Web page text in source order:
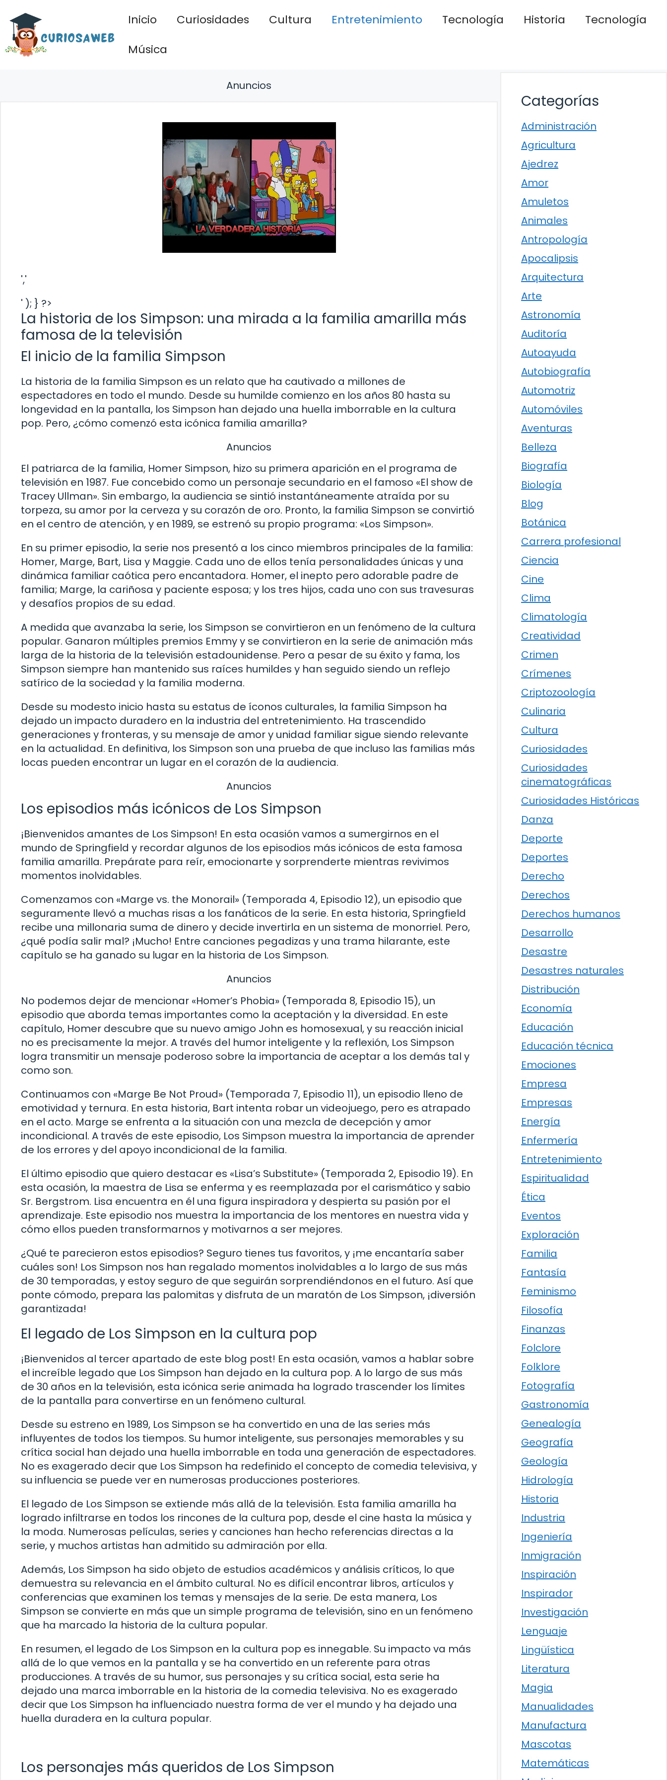
contenido
Inicio Curiosidades Cultura Entretenimiento Tecnología Historia
Tecnología
Música
Anuncios
','
' ); } ?>
La historia de los Simpson: una mirada a la familia amarilla más
famosa de la televisión
El inicio de la familia Simpson
La historia de la familia Simpson es un relato que ha cautivado a millones de
espectadores en todo el mundo. Desde su humilde comienzo en los años 80 hasta su
longevidad en la pantalla, los Simpson han dejado una huella imborrable en la cultura
pop. Pero, ¿cómo comenzó esta icónica familia amarilla?
Anuncios
El patriarca de la familia, Homer Simpson, hizo su primera aparición en el programa de
televisión en 1987. Fue concebido como un personaje secundario en el famoso «El show de
Tracey Ullman». Sin embargo, la audiencia se sintió instantáneamente atraída por su
torpeza, su amor por la cerveza y su corazón de oro. Pronto, la familia Simpson se convirtió
en el centro de atención, y en 1989, se estrenó su propio programa: «Los Simpson».
En su primer episodio, la serie nos presentó a los cinco miembros principales de la familia:
Homer, Marge, Bart, Lisa y Maggie. Cada uno de ellos tenía personalidades únicas y una
dinámica familiar caótica pero encantadora. Homer, el inepto pero adorable padre de
familia; Marge, la cariñosa y paciente esposa; y los tres hijos, cada uno con sus travesuras
y desafíos propios de su edad.
A medida que avanzaba la serie, los Simpson se convirtieron en un fenómeno de la cultura
popular. Ganaron múltiples premios Emmy y se convirtieron en la serie de animación más
larga de la historia de la televisión estadounidense. Pero a pesar de su éxito y fama, los
Simpson siempre han mantenido sus raíces humildes y han seguido siendo un reflejo
satírico de la sociedad y la familia moderna.
Desde su modesto inicio hasta su estatus de íconos culturales, la familia Simpson ha
dejado un impacto duradero en la industria del entretenimiento. Ha trascendido
generaciones y fronteras, y su mensaje de amor y unidad familiar sigue siendo relevante
en la actualidad. En definitiva, los Simpson son una prueba de que incluso las familias más
locas pueden encontrar un lugar en el corazón de la audiencia.
Anuncios
Los episodios más icónicos de Los Simpson
¡Bienvenidos amantes de Los Simpson! En esta ocasión vamos a sumergirnos en el
mundo de Springfield y recordar algunos de los episodios más icónicos de esta famosa
familia amarilla. Prepárate para reír, emocionarte y sorprenderte mientras revivimos
momentos inolvidables.
Comenzamos con «Marge vs. the Monorail» (Temporada 4, Episodio 12), un episodio que
seguramente llevó a muchas risas a los fanáticos de la serie. En esta historia, Springfield
recibe una millonaria suma de dinero y decide invertirla en un sistema de monorriel. Pero,
¿qué podía salir mal? ¡Mucho! Entre canciones pegadizas y una trama hilarante, este
capítulo se ha ganado su lugar en la historia de Los Simpson.
Anuncios
No podemos dejar de mencionar «Homer’s Phobia» (Temporada 8, Episodio 15), un
episodio que aborda temas importantes como la aceptación y la diversidad. En este
capítulo, Homer descubre que su nuevo amigo John es homosexual, y su reacción inicial
no es precisamente la mejor. A través del humor inteligente y la reflexión, Los Simpson
logra transmitir un mensaje poderoso sobre la importancia de aceptar a los demás tal y
como son.
Continuamos con «Marge Be Not Proud» (Temporada 7, Episodio 11), un episodio lleno de
emotividad y ternura. En esta historia, Bart intenta robar un videojuego, pero es atrapado
en el acto. Marge se enfrenta a la situación con una mezcla de decepción y amor
incondicional. A través de este episodio, Los Simpson muestra la importancia de aprender
de los errores y del apoyo incondicional de la familia.
El último episodio que quiero destacar es «Lisa’s Substitute» (Temporada 2, Episodio 19). En
esta ocasión, la maestra de Lisa se enferma y es reemplazada por el carismático y sabio
Sr. Bergstrom. Lisa encuentra en él una figura inspiradora y despierta su pasión por el
aprendizaje. Este episodio nos muestra la importancia de los mentores en nuestra vida y
cómo ellos pueden transformarnos y motivarnos a ser mejores.
¿Qué te parecieron estos episodios? Seguro tienes tus favoritos, y ¡me encantaría saber
cuáles son! Los Simpson nos han regalado momentos inolvidables a lo largo de sus más
de 30 temporadas, y estoy seguro de que seguirán sorprendiéndonos en el futuro. Así que
ponte cómodo, prepara las palomitas y disfruta de un maratón de Los Simpson, ¡diversión
garantizada!
El legado de Los Simpson en la cultura pop
¡Bienvenidos al tercer apartado de este blog post! En esta ocasión, vamos a hablar sobre
el increíble legado que Los Simpson han dejado en la cultura pop. A lo largo de sus más
de 30 años en la televisión, esta icónica serie animada ha logrado trascender los límites
de la pantalla para convertirse en un fenómeno cultural.
Desde su estreno en 1989, Los Simpson se ha convertido en una de las series más
influyentes de todos los tiempos. Su humor inteligente, sus personajes memorables y su
crítica social han dejado una huella imborrable en toda una generación de espectadores.
No es exagerado decir que Los Simpson ha redefinido el concepto de comedia televisiva, y
su influencia se puede ver en numerosas producciones posteriores.
El legado de Los Simpson se extiende más allá de la televisión. Esta familia amarilla ha
logrado infiltrarse en todos los rincones de la cultura pop, desde el cine hasta la música y
la moda. Numerosas películas, series y canciones han hecho referencias directas a la
serie, y muchos artistas han admitido su admiración por ella.
Además, Los Simpson ha sido objeto de estudios académicos y análisis críticos, lo que
demuestra su relevancia en el ámbito cultural. No es difícil encontrar libros, artículos y
conferencias que examinen los temas y mensajes de la serie. De esta manera, Los
Simpson se convierte en más que un simple programa de televisión, sino en un fenómeno
que ha marcado la historia de la cultura popular.
En resumen, el legado de Los Simpson en la cultura pop es innegable. Su impacto va más
allá de lo que vemos en la pantalla y se ha convertido en un referente para otras
producciones. A través de su humor, sus personajes y su crítica social, esta serie ha
dejado una marca imborrable en la historia de la comedia televisiva. No es exagerado
decir que Los Simpson ha influenciado nuestra forma de ver el mundo y ha dejado una
huella duradera en la cultura popular.
Los personajes más queridos de Los Simpson
Categorías
Administración
Agricultura
Ajedrez
Amor
Amuletos
Animales
Antropología
Apocalipsis
Arquitectura
Arte
Astronomía
Auditoría
Autoayuda
Autobiografía
Automotriz
Automóviles
Aventuras
Belleza
Biografía
Biología
Blog
Botánica
Carrera profesional
Ciencia
Cine
Clima
Climatología
Creatividad
Crimen
Crímenes
Criptozoología
Culinaria
Cultura
Curiosidades
Curiosidades
cinematográficas
Curiosidades Históricas
Danza
Deporte
Deportes
Derecho
Derechos
Derechos humanos
Desarrollo
Desastre
Desastres naturales
Distribución
Economía
Educación
Educación técnica
Emociones
Empresa
Empresas
Energía
Enfermería
Entretenimiento
Espiritualidad
Ética
Eventos
Exploración
Familia
Fantasía
Feminismo
Filosofía
Finanzas
Folclore
Folklore
Fotografía
Gastronomía
Genealogía
Geografía
Geología
Hidrología
Historia
Industria
Ingeniería
Inmigración
Inspiración
Inspirador
Investigación
Lenguaje
Lingüística
Literatura
Magia
Manualidades
Manufactura
Mascotas
Matemáticas